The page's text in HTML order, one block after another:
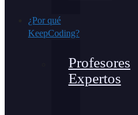
¿Por qué
KeepCoding?
Profesores
Expertos